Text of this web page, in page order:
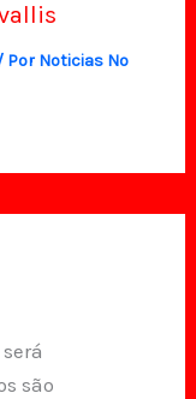
Por Noticias No
são